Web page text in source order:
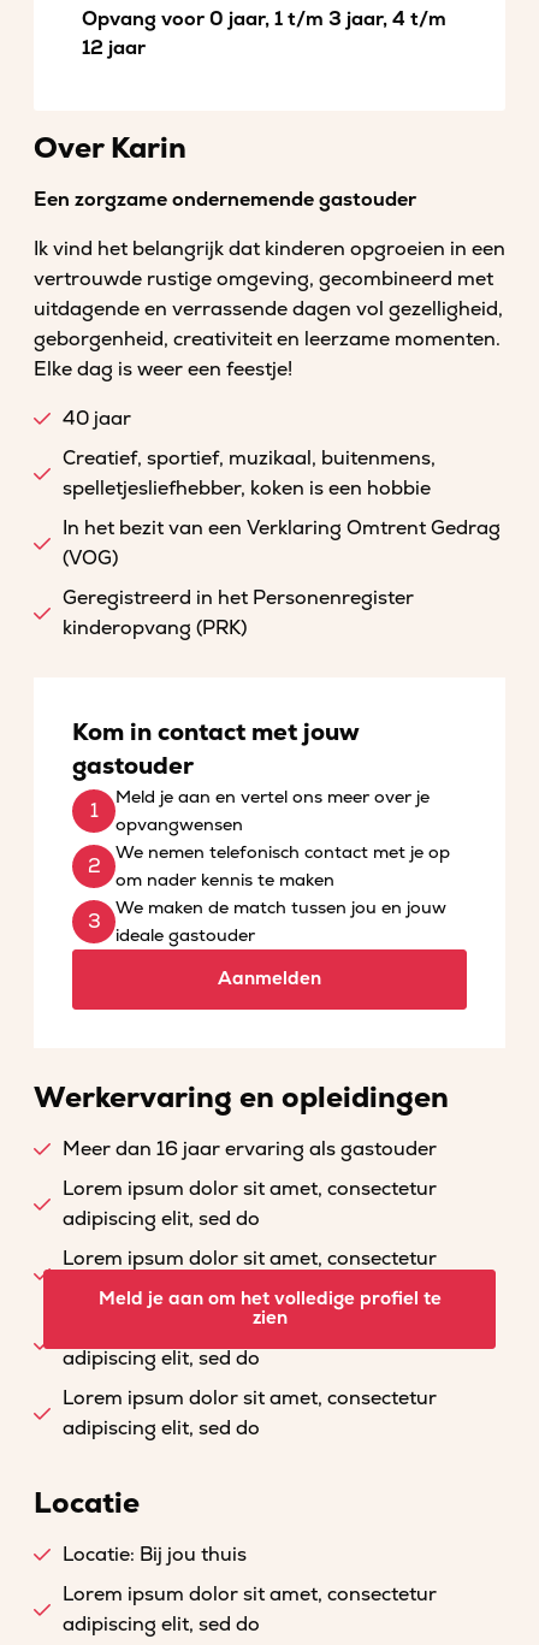
Opvang voor 0 jaar, 1 t/m 3 jaar, 4 t/m
12 jaar
Over Karin
Een zorgzame ondernemende gastouder
Ik vind het belangrijk dat kinderen opgroeien in een
vertrouwde rustige omgeving, gecombineerd met
uitdagende en verrassende dagen vol gezelligheid,
geborgenheid, creativiteit en leerzame momenten.
Elke dag is weer een feestje!
40 jaar
Creatief, sportief, muzikaal, buitenmens,
spelletjesliefhebber, koken is een hobbie
In het bezit van een Verklaring Omtrent Gedrag
(VOG)
Geregistreerd in het Personenregister
kinderopvang (PRK)
Kom in contact met jouw
gastouder
Meld je aan en vertel ons meer over je
opvangwensen
We nemen telefonisch contact met je op
om nader kennis te maken
We maken de match tussen jou en jouw
ideale gastouder
Aanmelden
Werkervaring en opleidingen
Meer dan 16 jaar ervaring als gastouder
Lorem ipsum dolor sit amet, consectetur
adipiscing elit, sed do
Lorem ipsum dolor sit amet, consectetur
adipiscing elit, sed do
Lorem ipsum dolor sit amet, consectetur
adipiscing elit, sed do
Lorem ipsum dolor sit amet, consectetur
adipiscing elit, sed do
Meld je aan om het volledige profiel te
zien
Locatie
Locatie: Bij jou thuis
Lorem ipsum dolor sit amet, consectetur
adipiscing elit, sed do